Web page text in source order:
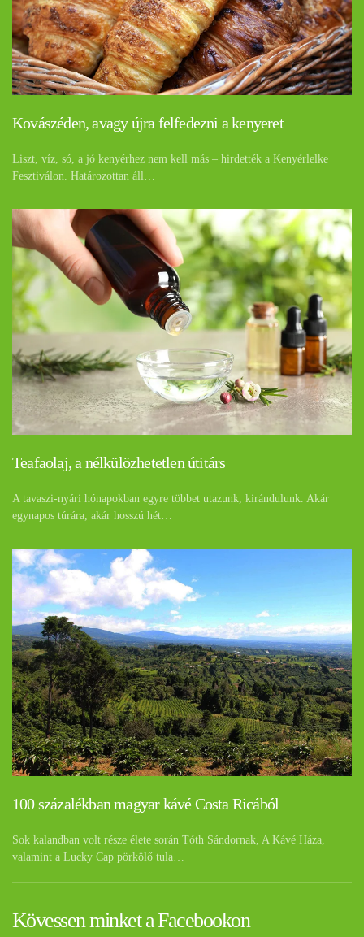
Kovászéden, avagy újra felfedezni a kenyeret
Liszt, víz, só, a jó kenyérhez nem kell más – hirdették a Kenyérlelke
Fesztiválon. Határozottan áll…
Teafaolaj, a nélkülözhetetlen útitárs
A tavaszi-nyári hónapokban egyre többet utazunk, kirándulunk. Akár
egynapos túrára, akár hosszú hét…
100 százalékban magyar kávé Costa Ricából
Sok kalandban volt része élete során Tóth Sándornak, A Kávé Háza,
valamint a Lucky Cap pörkölő tula…
Kövessen minket a Facebookon